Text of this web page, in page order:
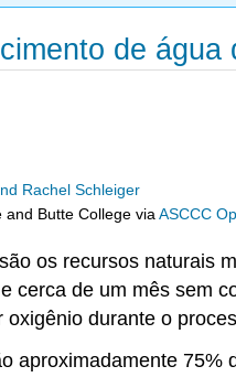
de
Rachel Schleiger
and Butte College viaASCCC
os recursos naturais
cerca de um mês sem
oxigênio durante o
aproximadamente